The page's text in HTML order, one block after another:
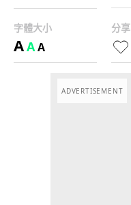
字體大小
AAA
分享
ADVERTISEMENT